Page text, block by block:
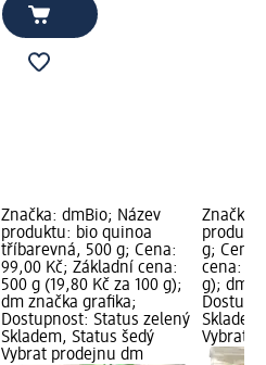
Značka: dmBio; Název
produktu: bio quinoa
tříbarevná, 500 g; Cena:
99,00 Kč; Základní cena:
500 g (19,80 Kč za 100 g);
dm značka grafika;
Dostupnost: Status zelený
Skladem, Status šedý
Vybrat prodejnu dm
Značka:
g;
cena:
g); dm
Vybrat